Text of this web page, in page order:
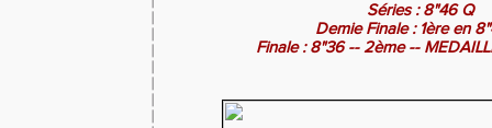
Séries : 8"46 Q
Demie Finale : 1ère en
Finale : 8"36 -- 2ème --